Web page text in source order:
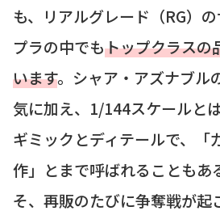
も、リアルグレード（RG）
プラの中でもトップクラスの
います。シャア・アズナブル
気に加え、1/144スケールと
ギミックとディテールで、「
作」とまで呼ばれることもあ
そ、再販のたびに争奪戦が起